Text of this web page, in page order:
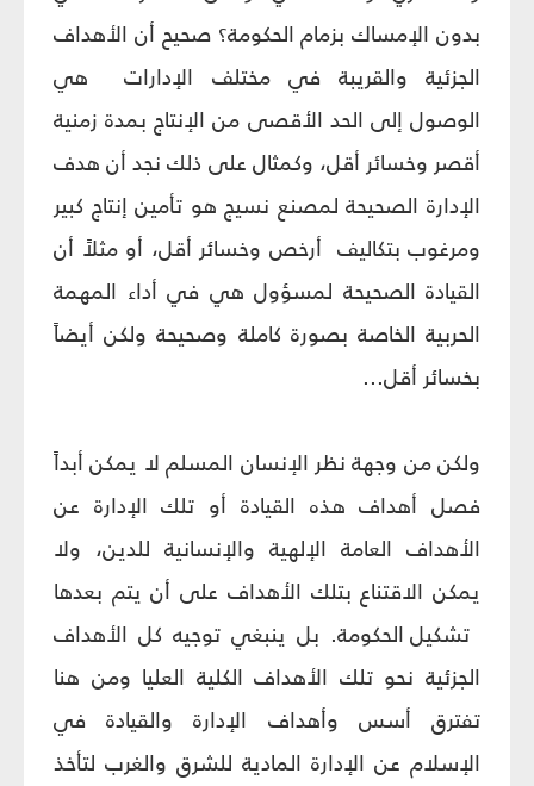
بدون الإمساك بزمام الحكومة؟ صحيح أن الأهداف
الجزئية والقريبة في مختلف الإدارات
هي
الوصول إلى الحد الأقصى من الإنتاج بمدة زمنية
أقصر وخسائر أقل، وكمثال على ذلك نجد أن هدف
الإدارة الصحيحة لمصنع نسيج هو تأمين إنتاج كبير
ومرغوب بتكاليف أرخص وخسائر أقل، أو مثلاً أن
القيادة الصحيحة لمسؤول هي في أداء المهمة
الحربية الخاصة بصورة كاملة وصحيحة ولكن أيضاً
بخسائر أقل...
ولكن من وجهة نظر الإنسان المسلم لا يمكن أبداً
فصل أهداف هذه القيادة أو تلك الإدارة عن
الأهداف العامة الإلهية والإنسانية للدين، ولا
يمكن الاقتناع بتلك الأهداف على أن يتم بعدها
تشكيل الحكومة. بل ينبغي توجيه كل الأهداف
الجزئية نحو تلك الأهداف الكلية العليا ومن هنا
تفترق أسس وأهداف الإدارة والقيادة في
الإسلام عن الإدارة المادية للشرق والغرب لتأخذ